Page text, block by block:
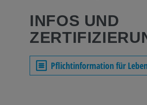
INFOS UND
Pflichtinformation für